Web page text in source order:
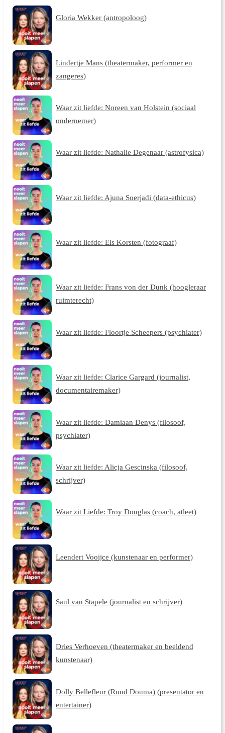
Gloria Wekker (antropoloog)
Lindertje Mans (theatermaker, performer en
zangeres)
Waar zit liefde: Noreen van Holstein (sociaal
ondernemer)
Waar zit liefde: Nathalie Degenaar (astrofysica)
Waar zit liefde: Ajuna Soerjadi (data-ethicus)
Waar zit liefde: Els Korsten (fotograaf)
Waar zit liefde: Frans von der Dunk (hoogleraar
ruimterecht)
Waar zit liefde: Floortje Scheepers (psychiater)
Waar zit liefde: Clarice Gargard (journalist,
documentairemaker)
Waar zit liefde: Damiaan Denys (filosoof,
psychiater)
Waar zit liefde: Alicja Gescinska (filosoof,
schrijver)
Waar zit Liefde: Troy Douglas (coach, atleet)
Leendert Vooijce (kunstenaar en performer)
Saul van Stapele (journalist en schrijver)
Dries Verhoeven (theatermaker en beeldend
kunstenaar)
Dolly Bellefleur (Ruud Douma) (presentator en
entertainer)